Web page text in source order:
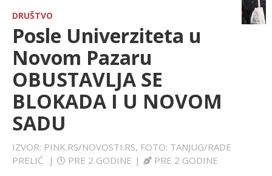
HRONIKA
FARMERI
TV
SPORT
LIFESTYLE
EXTRA
DRUŠTVO
Posle Univerziteta u
Novom Pazaru
OBUSTAVLJA SE
BLOKADA I U NOVOM
SADU
IZVOR: PINK.RS/NOVOSTI.RS, FOTO: TANJUG/RADE
PRELIĆ
| PRE 2 GODINE | PRE 2 GODINE